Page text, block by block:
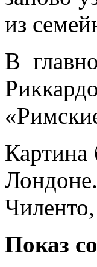
из
В
Картина
Показ